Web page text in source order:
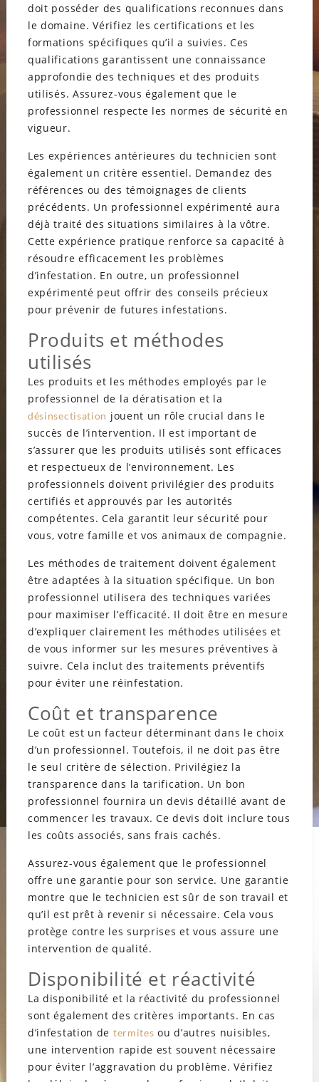
doit posséder des qualifications reconnues dans
le domaine. Vérifiez les certifications et les
formations spécifiques qu’il a suivies. Ces
qualifications garantissent une connaissance
approfondie des techniques et des produits
utilisés. Assurez-vous également que le
professionnel respecte les normes de sécurité en
vigueur.
Les expériences antérieures du technicien sont
également un critère essentiel. Demandez des
références ou des témoignages de clients
précédents. Un professionnel expérimenté aura
déjà traité des situations similaires à la vôtre.
Cette expérience pratique renforce sa capacité à
résoudre efficacement les problèmes
d’infestation. En outre, un professionnel
expérimenté peut offrir des conseils précieux
pour prévenir de futures infestations.
Produits et méthodes
utilisés
Les produits et les méthodes employés par le
professionnel de la dératisation et la
désinsectisation jouent un rôle crucial dans le
succès de l’intervention. Il est important de
s’assurer que les produits utilisés sont efficaces
et respectueux de l’environnement. Les
professionnels doivent privilégier des produits
certifiés et approuvés par les autorités
compétentes. Cela garantit leur sécurité pour
vous, votre famille et vos animaux de compagnie.
Les méthodes de traitement doivent également
être adaptées à la situation spécifique. Un bon
professionnel utilisera des techniques variées
pour maximiser l’efficacité. Il doit être en mesure
d’expliquer clairement les méthodes utilisées et
de vous informer sur les mesures préventives à
suivre. Cela inclut des traitements préventifs
pour éviter une réinfestation.
Coût et transparence
Le coût est un facteur déterminant dans le choix
d’un professionnel. Toutefois, il ne doit pas être
le seul critère de sélection. Privilégiez la
transparence dans la tarification. Un bon
professionnel fournira un devis détaillé avant de
commencer les travaux. Ce devis doit inclure tous
les coûts associés, sans frais cachés.
Assurez-vous également que le professionnel
offre une garantie pour son service. Une garantie
montre que le technicien est sûr de son travail et
qu’il est prêt à revenir si nécessaire. Cela vous
protège contre les surprises et vous assure une
intervention de qualité.
Disponibilité et réactivité
La disponibilité et la réactivité du professionnel
sont également des critères importants. En cas
d’infestation de termites ou d’autres nuisibles,
une intervention rapide est souvent nécessaire
pour éviter l’aggravation du problème. Vérifiez